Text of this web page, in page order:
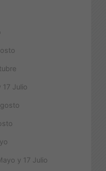
17 Julio
y 17 Julio